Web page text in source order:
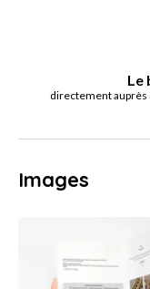
Le
directement auprès
Images